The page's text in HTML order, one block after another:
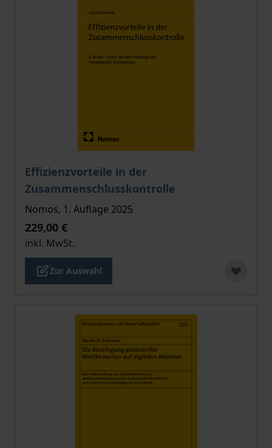
Effizienzvorteile in der
Zusammenschlusskontrolle
Der Preis dieses Titels richtet sich nach der
Nomos, 1. Auflage 2025
229,00 €
inkl. MwSt.
Zur Auswahl